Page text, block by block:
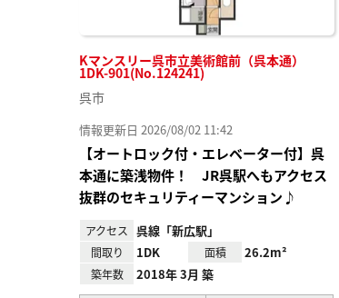
Kマンスリー呉市立美術館前（呉本通）
1DK-901(No.124241)
呉市
情報更新日 2026/08/02 11:42
【オートロック付・エレベーター付】呉
本通に築浅物件！ JR呉駅へもアクセス
抜群のセキュリティーマンション♪
アクセス 呉線「新広駅」
間取り 1DK 面積 26.2m²
築年数 2018年 3月 築